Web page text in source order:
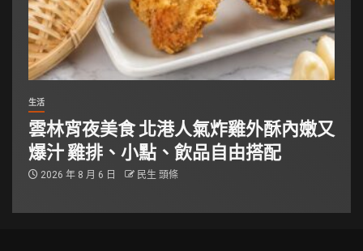
生活
雲林宵夜美食 北港人氣炸雞外酥內嫩又
爆汁 雞排、小點、飲品自由搭配
2026 年 8 月 6 日 民生 頭條